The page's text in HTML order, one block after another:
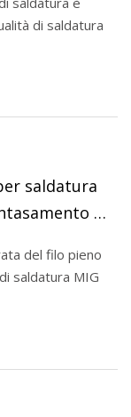
di saldatura
saldatura
e
del filo pieno
saldatura MIG